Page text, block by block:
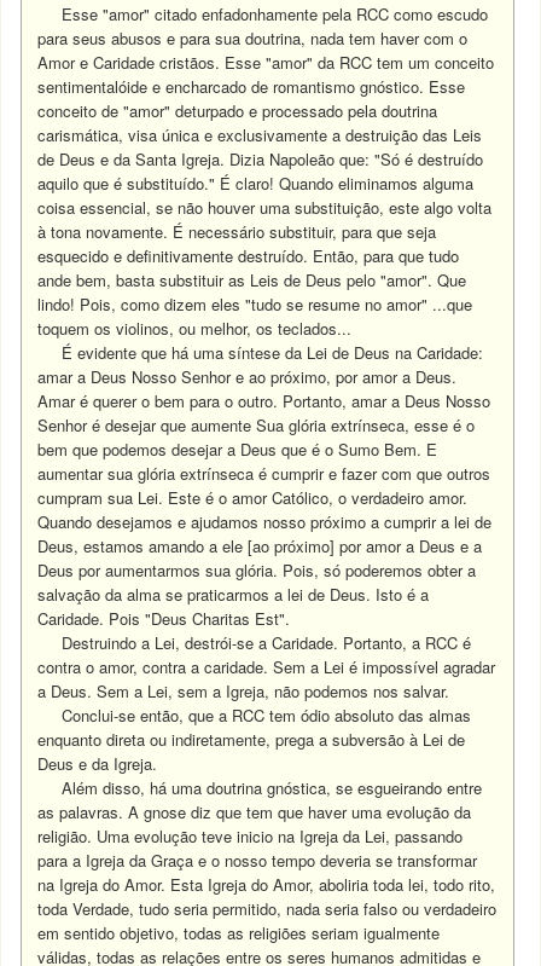
Esse "amor" citado enfadonhamente pela RCC como escudo
para seus abusos e para sua doutrina, nada tem haver com o
Amor e Caridade cristãos. Esse "amor" da RCC tem um conceito
sentimentalóide e encharcado de romantismo gnóstico. Esse
conceito de "amor" deturpado e processado pela doutrina
carismática, visa única e exclusivamente a destruição das Leis
de Deus e da Santa Igreja. Dizia Napoleão que: "Só é destruído
aquilo que é substituído." É claro! Quando eliminamos alguma
coisa essencial, se não houver uma substituição, este algo volta
à tona novamente. É necessário substituir, para que seja
esquecido e definitivamente destruído. Então, para que tudo
ande bem, basta substituir as Leis de Deus pelo "amor". Que
lindo! Pois, como dizem eles "tudo se resume no amor" ...que
toquem os violinos, ou melhor, os teclados...
É evidente que há uma síntese da Lei de Deus na Caridade:
amar a Deus Nosso Senhor e ao próximo, por amor a Deus.
Amar é querer o bem para o outro. Portanto, amar a Deus Nosso
Senhor é desejar que aumente Sua glória extrínseca, esse é o
bem que podemos desejar a Deus que é o Sumo Bem. E
aumentar sua glória extrínseca é cumprir e fazer com que outros
cumpram sua Lei. Este é o amor Católico, o verdadeiro amor.
Quando desejamos e ajudamos nosso próximo a cumprir a lei de
Deus, estamos amando a ele [ao próximo] por amor a Deus e a
Deus por aumentarmos sua glória. Pois, só poderemos obter a
salvação da alma se praticarmos a lei de Deus. Isto é a
Caridade. Pois "Deus Charitas Est".
Destruindo a Lei, destrói-se a Caridade. Portanto, a RCC é
contra o amor, contra a caridade. Sem a Lei é impossível agradar
a Deus. Sem a Lei, sem a Igreja, não podemos nos salvar.
Conclui-se então, que a RCC tem ódio absoluto das almas
enquanto direta ou indiretamente, prega a subversão à Lei de
Deus e da Igreja.
Além disso, há uma doutrina gnóstica, se esgueirando entre
as palavras. A gnose diz que tem que haver uma evolução da
religião. Uma evolução teve inicio na Igreja da Lei, passando
para a Igreja da Graça e o nosso tempo deveria se transformar
na Igreja do Amor. Esta Igreja do Amor, aboliria toda lei, todo rito,
toda Verdade, tudo seria permitido, nada seria falso ou verdadeiro
em sentido objetivo, todas as religiões seriam igualmente
válidas, todas as relações entre os seres humanos admitidas e